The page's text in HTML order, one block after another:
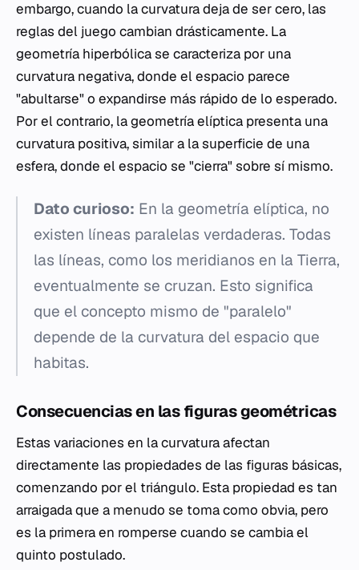
embargo, cuando la curvatura deja de ser cero, las
reglas del juego cambian drásticamente. La
geometría hiperbólica se caracteriza por una
curvatura negativa, donde el espacio parece
"abultarse" o expandirse más rápido de lo esperado.
Por el contrario, la geometría elíptica presenta una
curvatura positiva, similar a la superficie de una
esfera, donde el espacio se "cierra" sobre sí mismo.
Dato curioso: En la geometría elíptica, no
existen líneas paralelas verdaderas. Todas
las líneas, como los meridianos en la Tierra,
eventualmente se cruzan. Esto significa
que el concepto mismo de "paralelo"
depende de la curvatura del espacio que
habitas.
Consecuencias en las figuras geométricas
Estas variaciones en la curvatura afectan
directamente las propiedades de las figuras básicas,
comenzando por el triángulo. Esta propiedad es tan
arraigada que a menudo se toma como obvia, pero
es la primera en romperse cuando se cambia el
quinto postulado.